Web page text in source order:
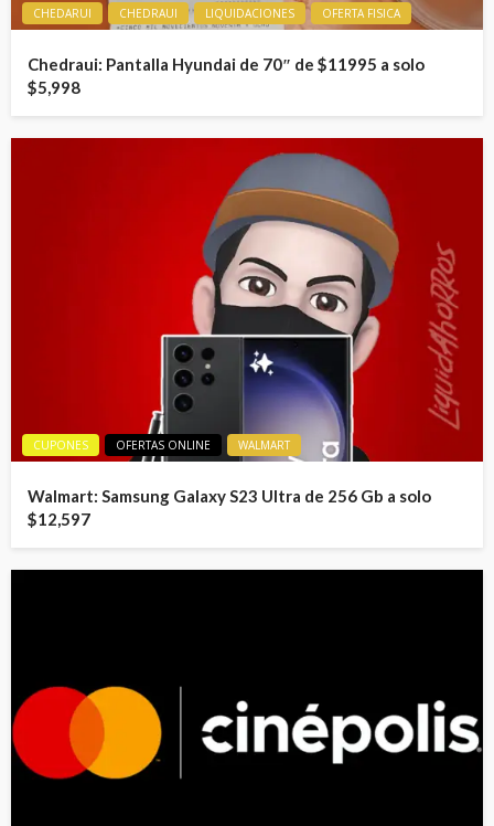
CHEDARUI CHEDRAUI LIQUIDACIONES OFERTA FISICA
Chedraui: Pantalla Hyundai de 70″ de $11995 a solo
$5,998
CUPONES OFERTAS ONLINE WALMART
Walmart: Samsung Galaxy S23 Ultra de 256 Gb a solo
$12,597